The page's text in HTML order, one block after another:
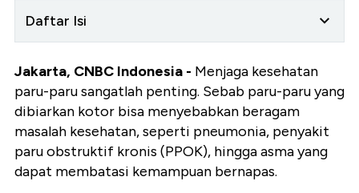
Daftar Isi
Jakarta, CNBC Indonesia - Menjaga kesehatan
paru-paru sangatlah penting. Sebab paru-paru yang
dibiarkan kotor bisa menyebabkan beragam
masalah kesehatan, seperti pneumonia, penyakit
paru obstruktif kronis (PPOK), hingga asma yang
dapat membatasi kemampuan bernapas.